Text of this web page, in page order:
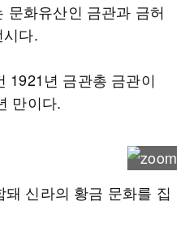
문화유산인 금관과 금허
다.
1921년 금관총 금관이
만이다.
신라의 황금 문화를 집